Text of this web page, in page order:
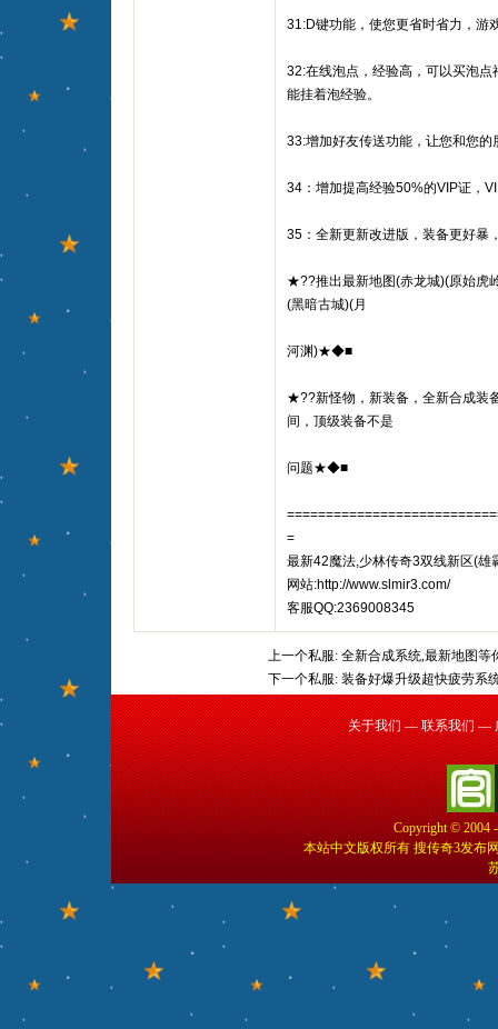
31:D键功能，使您更省时省力，游
32:在线泡点，经验高，可以买泡
能挂着泡经验。
33:增加好友传送功能，让您和您的
34：增加提高经验50%的VIP证，
35：全新更新改进版，装备更好暴
★??推出最新地图(赤龙城)(原始虎
(黑暗古城)(月
河渊)★◆■
★??新怪物，新装备，全新合成装
间，顶级装备不是
问题★◆■
=
最新42魔法,少林传奇3双线新区(雄
网站:http://www.slmir3.com/
客服QQ:2369008345
上一个私服: 全新合成系统,最新地图等
下一个私服: 装备好爆升级超快疲劳系
关于我们 — 联系我们 —
Copyright © 2004
本站中文版权所有 搜传奇3发布